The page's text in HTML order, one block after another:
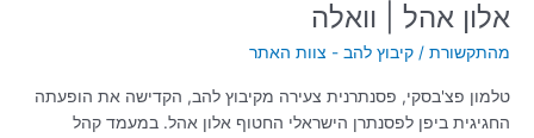
אלון אהל | וואלה
מהתקשורת / קיבוץ להב - צוות האתר
טלמון פצ'בסקי, פסנתרנית צעירה מקיבוץ להב, הקדישה את הופעתה
החגיגית ביפן לפסנתרן הישראלי החטוף אלון אהל. במעמד קהל